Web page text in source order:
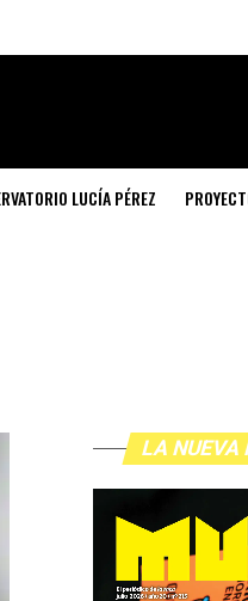
LUCÍA PÉREZ
LA NUEVA